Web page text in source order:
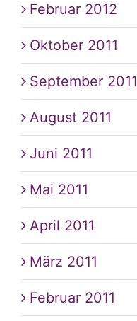
Februar 2012
Oktober 2011
September 2011
August 2011
Juni 2011
Mai 2011
April 2011
März 2011
Februar 2011